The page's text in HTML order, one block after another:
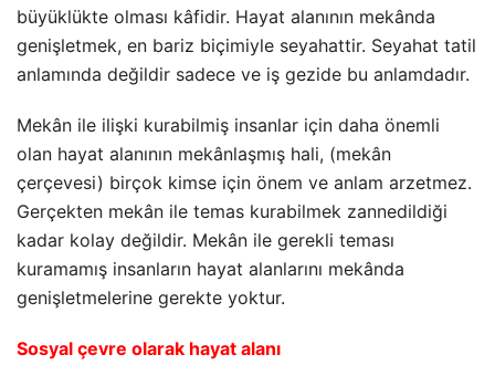
büyüklükte olması kâfidir. Hayat alanının mekânda
genişletmek, en bariz biçimiyle seyahattir. Seyahat tatil
anlamında değildir sadece ve iş gezide bu anlamdadır.
Mekân ile ilişki kurabilmiş insanlar için daha önemli
olan hayat alanının mekânlaşmış hali, (mekân
çerçevesi) birçok kimse için önem ve anlam arzetmez.
Gerçekten mekân ile temas kurabilmek zannedildiği
kadar kolay değildir. Mekân ile gerekli teması
kuramamış insanların hayat alanlarını mekânda
genişletmelerine gerekte yoktur.
Sosyal çevre olarak hayat alanı